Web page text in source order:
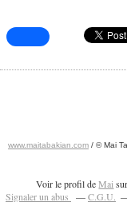
www.maitabakian.com / © Mai
Voir le profil deMai
Signaler un abus
C.G.U.